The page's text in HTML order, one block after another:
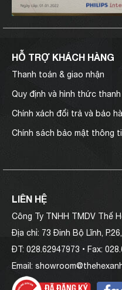
HỖ TRỢ KHÁCH HÀNG
Thanh toán & giao nhận
Quy định và hình thức
Chính xách đổi trả và bảo
Chính sách bảo mật thông
LIÊN HỆ
Công Ty TNHH TMDV Thế
Địa chỉ: 73 Đinh Bộ Lĩnh,
ĐT: 028.62947973 • Fax:
Email: